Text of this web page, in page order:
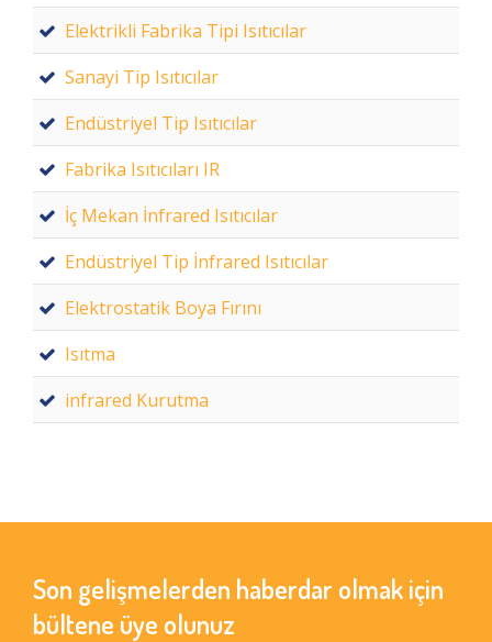
Elektrikli Fabrika Tipi Isıtıcılar
Sanayi Tip Isıtıcılar
Endüstriyel Tip Isıtıcılar
Fabrika Isıtıcıları IR
İç Mekan İnfrared Isıtıcılar
Endüstriyel Tip İnfrared Isıtıcılar
Elektrostatik Boya Fırını
Isıtma
infrared Kurutma
Son gelişmelerden haberdar olmak için
bültene üye olunuz